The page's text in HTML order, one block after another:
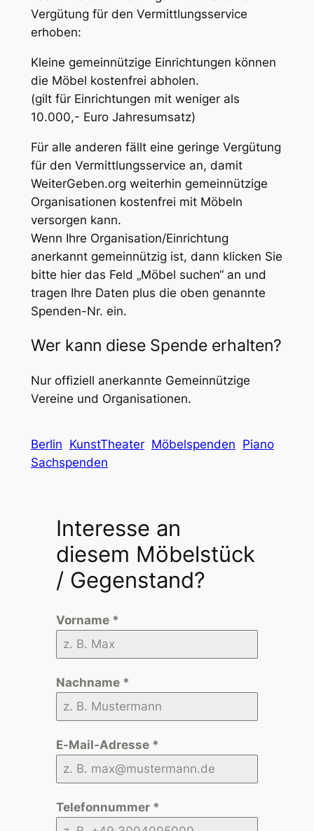
Vergütung für den Vermittlungsservice
erhoben:
Kleine gemeinnützige Einrichtungen können
die Möbel kostenfrei abholen.
(gilt für Einrichtungen mit weniger als
10.000,- Euro Jahresumsatz)
Für alle anderen fällt eine geringe Vergütung
für den Vermittlungsservice an, damit
WeiterGeben.org weiterhin gemeinnützige
Organisationen kostenfrei mit Möbeln
versorgen kann.
Wenn Ihre Organisation/Einrichtung
anerkannt gemeinnützig ist, dann klicken Sie
bitte hier das Feld „Möbel suchen“ an und
tragen Ihre Daten plus die oben genannte
Spenden-Nr. ein.
Wer kann diese Spende erhalten?
Nur offiziell anerkannte Gemeinnützige
Vereine und Organisationen.
Berlin KunstTheater Möbelspenden Piano
Sachspenden
Interesse an
diesem Möbelstück
/ Gegenstand?
Vorname *
Nachname *
E-Mail-Adresse *
Telefonnummer *